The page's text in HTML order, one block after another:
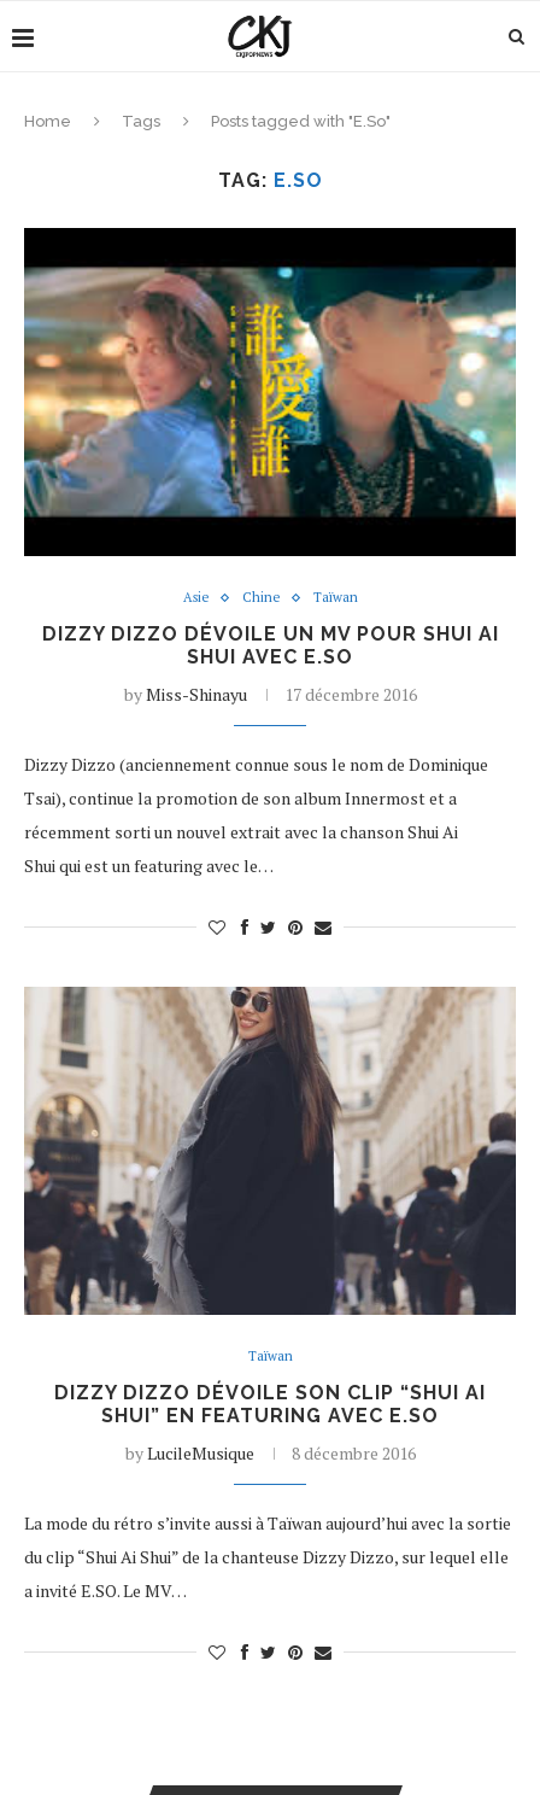
Home Tags Posts tagged with "E.So"
TAG: E.SO
Asie Chine Taïwan
DIZZY DIZZO DÉVOILE UN MV POUR SHUI AI
SHUI AVEC E.SO
byMiss-Shinayu 17 décembre 2016
Dizzy Dizzo (anciennement connue sous le nom de Dominique
Tsai), continue la promotion de son album Innermost et a
récemment sorti un nouvel extrait avec la chanson Shui Ai
Shui qui est un featuring avec le…
Taïwan
DIZZY DIZZO DÉVOILE SON CLIP “SHUI AI
SHUI” EN FEATURING AVEC E.SO
byLucileMusique 8 décembre 2016
La mode du rétro s’invite aussi à Taïwan aujourd’hui avec la sortie
du clip “Shui Ai Shui” de la chanteuse Dizzy Dizzo, sur lequel elle
a invité E.SO. Le MV…